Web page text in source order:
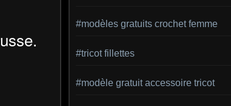
#modèles gratuits crochet femme
#tricot fillettes
#modèle gratuit accessoire tricot